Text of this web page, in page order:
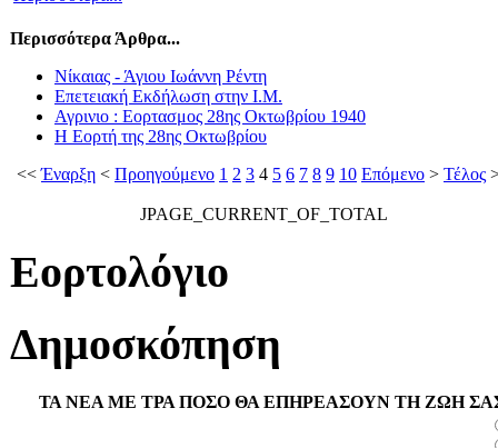
Περισσότερα Άρθρα...
Νίκαιας - Άγιου Ιωάννη Ρέντη
Επετειακή Εκδήλωση στην Ι.Μ.
Αγρινιο : Εορτασμος 28ης Οκτωβρίου 1940
Η Εορτή της 28ης Οκτωβρίου
<<Έναρξη < Προηγούμενο 1 2 3 4 5 6 7 8 9 10 Επόμενο > Τέλος
JPAGE_CURRENT_OF_TOTAL
Εορτολόγιο
Δημοσκόπηση
ΤΑ ΝΕΑ ΜΕ ΤΡΑ ΠΟΣΟ ΘΑ ΕΠΗΡΕΑΣΟΥΝ ΤΗ ΖΩΗ